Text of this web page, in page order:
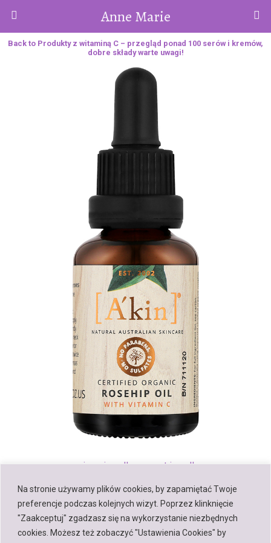
Na stronie używamy plików cookies, by zapamiętać Twoje
preferencje podczas kolejnych wizyt. Poprzez klinknięcie
"Zaakceptuj" zgadzasz się na wykorzystanie niezbędnych
cookies. Możesz też zobaczyć "Ustawienia Cookies" by
Anne Marie
Back to Produkty z witaminą C – przegląd ponad 100 serów i kremów,
dobre składy warte uwagi!
« previous in gallery next in gallery »
Back to top
Mobile Desktop